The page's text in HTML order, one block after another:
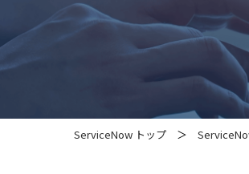
ServiceNow トップ